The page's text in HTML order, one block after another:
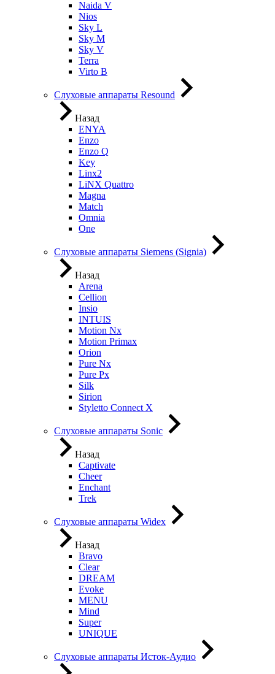
Naida V
Nios
Sky L
Sky M
Sky V
Terra
Virto B
Слуховые аппараты Resound
Назад
ENYA
Enzo
Enzo Q
Key
Linx2
LiNX Quattro
Magna
Match
Omnia
One
Слуховые аппараты Siemens (Signia)
Назад
Arena
Cellion
Insio
INTUIS
Motion Nx
Motion Primax
Orion
Pure Nx
Pure Px
Silk
Sirion
Styletto Connect X
Слуховые аппараты Sonic
Назад
Captivate
Cheer
Enchant
Trek
Слуховые аппараты Widex
Назад
Bravo
Clear
DREAM
Evoke
MENU
Mind
Super
UNIQUE
Слуховые аппараты Исток-Аудио